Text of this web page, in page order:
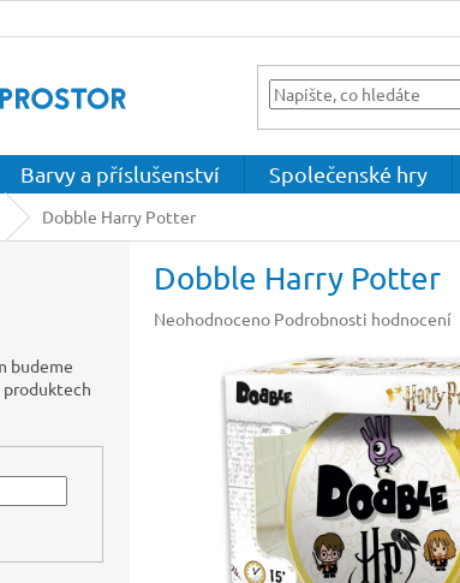
Barvy a příslušenství Společenské hry
Dobble Harry Potter
budeme
produktech
Dobble Harry Potter
Průměrné
hvězdiček.
Neohodnoceno Podrobnosti hodnocení